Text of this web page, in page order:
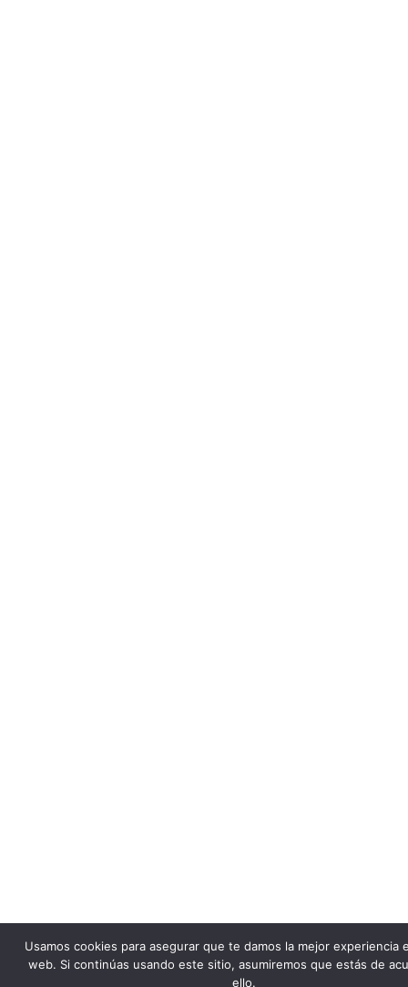
Usamos cookies para asegurar que te damos la mejor experiencia
web. Si continúas usando este sitio, asumiremos que estás de
ello.